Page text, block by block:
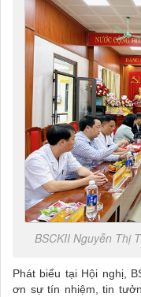
BSCKII Nguyễn Thị
Phát biểu tại Hội nghị,
ơn sự tín nhiệm, tin